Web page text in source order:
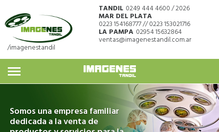
TANDIL 0249 444 4600 / 2026
MAR DEL PLATA
0223 154168777 // 0223 153021716
LA PAMPA 02954 15632864
ventas@imagenestandil.com.ar
/imagenestandil
Somos una empresa familiar
dedicada a la venta de